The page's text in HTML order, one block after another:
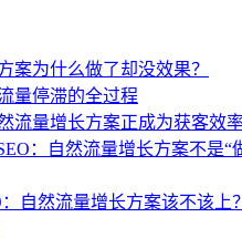
案为什么做了却没效果？
量停滞的全过程
流量增长方案正成为获客效
：自然流量增长方案不是“
：自然流量增长方案该不该